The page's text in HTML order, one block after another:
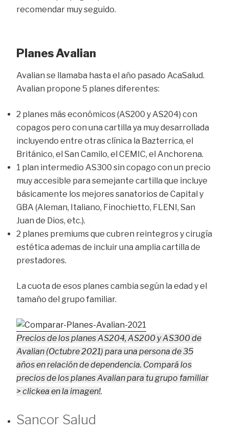
recomendar muy seguido.
Planes Avalian
Avalian se llamaba hasta el año pasado AcaSalud.
Avalian propone 5 planes diferentes:
2 planes más económicos (AS200 y AS204) con
copagos pero con una cartilla ya muy desarrollada
incluyendo entre otras clínica la Bazterrica, el
Británico, el San Camilo, el CEMIC, el Anchorena.
1 plan intermedio AS300 sin copago con un precio
muy accesible para semejante cartilla que incluye
básicamente los mejores sanatorios de Capital y
GBA (Aleman, Italiano, Finochietto, FLENI, San
Juan de Dios, etc.).
2 planes premiums que cubren reintegros y cirugía
estética ademas de incluir una amplia cartilla de
prestadores.
La cuota de esos planes cambia según la edad y el
tamaño del grupo familiar.
Precios de los planes AS204, AS200 y AS300 de
Avalian (Octubre 2021) para una persona de 35
años en relación de dependencia. Compará los
precios de los planes Avalian para tu grupo familiar
> clickea en la imagen!.
Sancor Salud